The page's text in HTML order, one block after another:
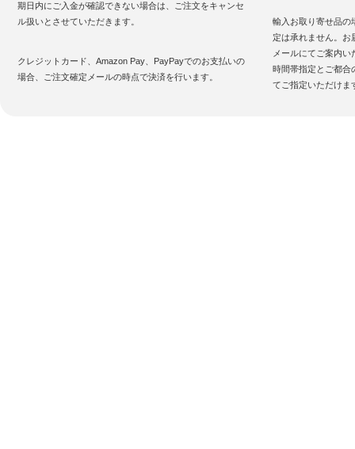
期日内にご入金が確認できない場合は、ご注文をキャンセ
ル扱いとさせていただきます。
クレジットカード、Amazon Pay、PayPayでのお支払いの
場合、ご注文確定メールの時点で決済を行います。
輸入お取り寄せ品の
定は承れません。お
メールにてご案内い
時間帯指定とご都合
てご指定いただけま